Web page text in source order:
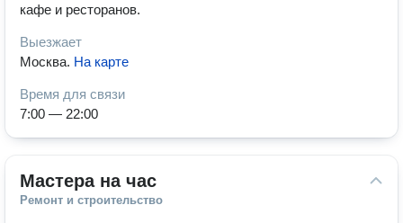
кафе и ресторанов.
Выезжает
Москва. На карте
Время для связи
7:00 — 22:00
Мастера на час
Ремонт и строительство